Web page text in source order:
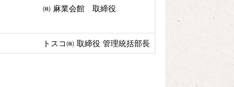
㈱ 麻業会館 取締役
トスコ㈱ 取締役 管理統括部長